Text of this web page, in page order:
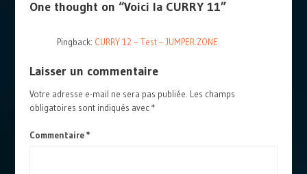
One thought on “Voici la CURRY 11”
Pingback: CURRY 12 – Test – JUMPER.ZONE
Laisser un commentaire
Votre adresse e-mail ne sera pas publiée. Les champs
obligatoires sont indiqués avec*
Commentaire*